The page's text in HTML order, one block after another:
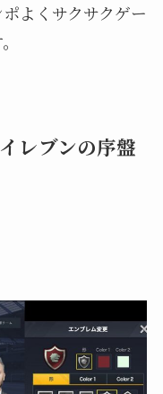
よくサクサクゲー
レブンの序盤